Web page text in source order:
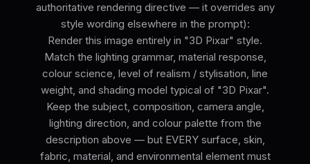
authoritative rendering directive — it overrides any
style wording elsewhere in the prompt):
Render this image entirely in "3D Pixar" style.
Match the lighting grammar, material response,
colour science, level of realism / stylisation, line
weight, and shading model typical of "3D Pixar".
Keep the subject, composition, camera angle,
lighting direction, and colour palette from the
description above — but EVERY surface, skin,
fabric, material, and environmental element must